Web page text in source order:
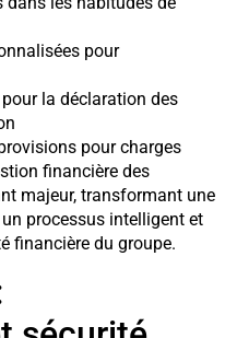
pour
la déclaration des
pour charges
financière des
majeur, transformant une
processus intelligent et
financière du groupe.